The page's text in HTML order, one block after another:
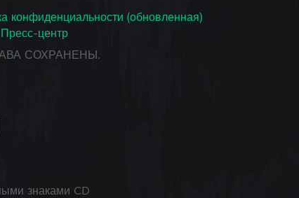
конфиденциальности (обновленная)
Пресс-центр
СОХРАНЕНЫ.
знаками CD